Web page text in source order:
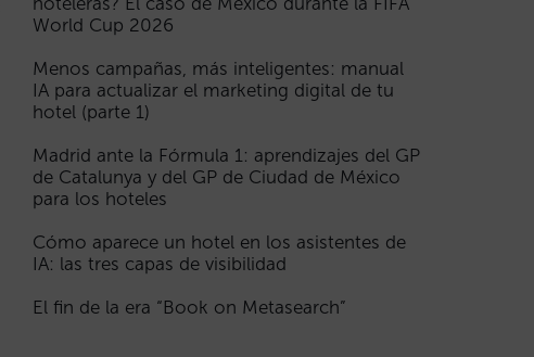
IA Inteligenciaartificial LLMs MCP Metasearch
World Cup 2026
Menos campañas, más inteligentes: manual
IA para actualizar el marketing digital de tu
hotel (parte 1)
Madrid ante la Fórmula 1: aprendizajes del GP
de Catalunya y del GP de Ciudad de México
para los hoteles
Cómo aparece un hotel en los asistentes de
IA: las tres capas de visibilidad
El fin de la era “Book on Metasearch”